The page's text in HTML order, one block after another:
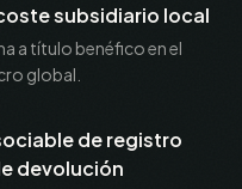
subsidiario local
a título benéfico en el
global.
de registro
devolución